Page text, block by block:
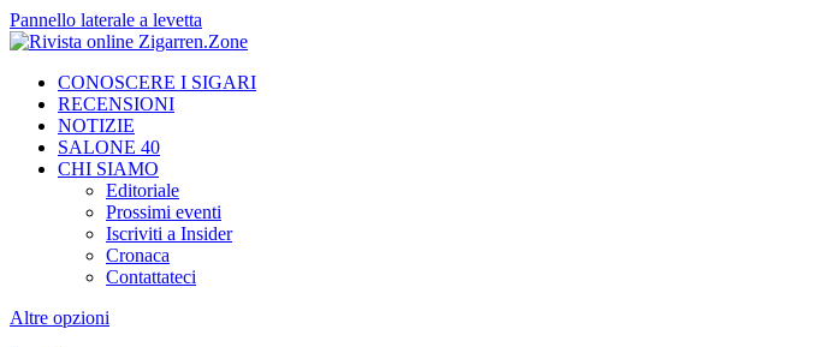
Pannello laterale a levetta
CONOSCERE I SIGARI
RECENSIONI
NOTIZIE
SALONE 40
CHI SIAMO
Editoriale
Prossimi eventi
Iscriviti a Insider
Cronaca
Contattateci
Altre opzioni